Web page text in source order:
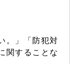
。」「防犯対
関することな